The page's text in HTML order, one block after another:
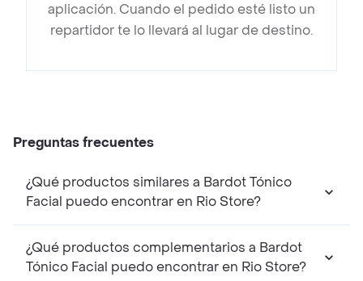
aplicación. Cuando el pedido esté listo un
repartidor te lo llevará al lugar de destino.
Preguntas frecuentes
¿Qué productos similares a Bardot Tónico
Facial puedo encontrar en Rio Store?
¿Qué productos complementarios a Bardot
Tónico Facial puedo encontrar en Rio Store?